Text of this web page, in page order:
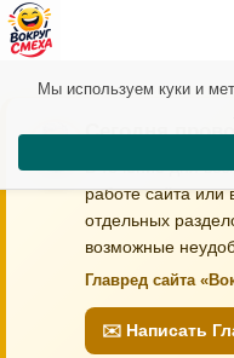
Сегодня
В течение дня
работе сайта или
отдельных
возможные
Главред сайта
✉️ Написать
Мы используем куки и